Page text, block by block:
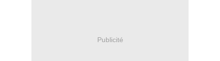
Publicité